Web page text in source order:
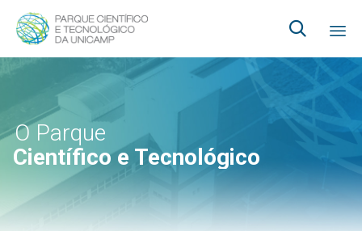

Científico e Tecnológico
O Parque